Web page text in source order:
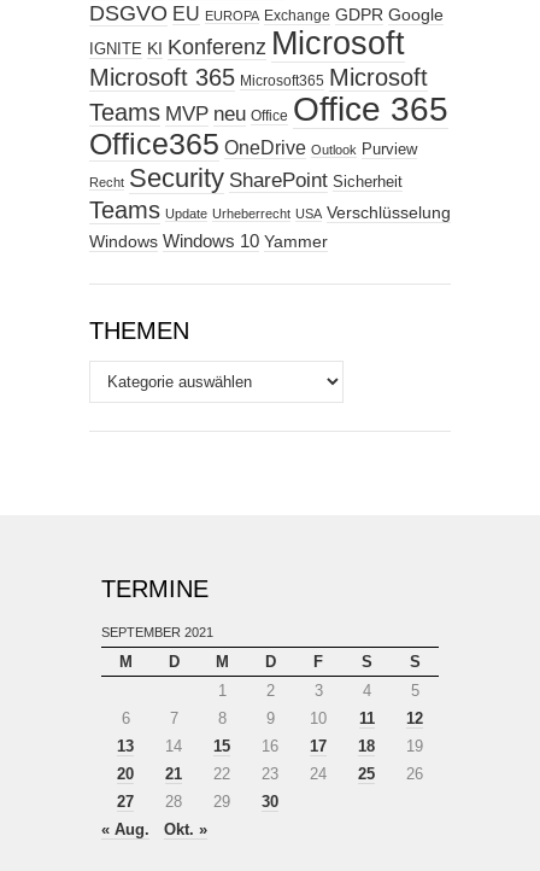
DSGVO EU EUROPA Exchange GDPR Google
IGNITE KI Konferenz Microsoft
Microsoft 365 Microsoft365 Microsoft
Teams MVP neu Office Office 365
Office365 OneDrive Outlook Purview
Recht Security SharePoint Sicherheit
Teams Update Urheberrecht USA Verschlüsselung
Windows Windows 10 Yammer
THEMEN
Themen
TERMINE
SEPTEMBER 2021
M D M D F S
S
1
2 3 4
5
6
7 8 9 10 11
12
13
14 15 16 17 18
19
20
21 22 23 24 25
26
27
28 29
30
« Aug.
Okt. »